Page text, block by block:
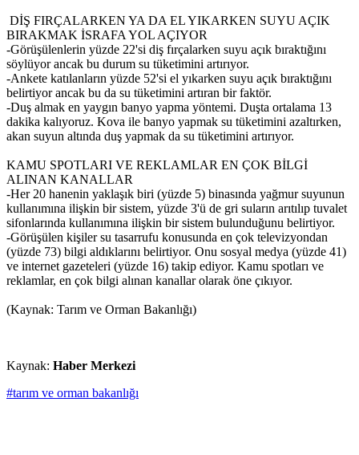
DİŞ FIRÇALARKEN YA DA EL YIKARKEN SUYU AÇIK
BIRAKMAK İSRAFA YOL AÇIYOR
-Görüşülenlerin yüzde 22'si diş fırçalarken suyu açık bıraktığını
söylüyor ancak bu durum su tüketimini artırıyor.
-Ankete katılanların yüzde 52'si el yıkarken suyu açık bıraktığını
belirtiyor ancak bu da su tüketimini artıran bir faktör.
-Duş almak en yaygın banyo yapma yöntemi. Duşta ortalama 13
dakika kalıyoruz. Kova ile banyo yapmak su tüketimini azaltırken,
akan suyun altında duş yapmak da su tüketimini artırıyor.
KAMU SPOTLARI VE REKLAMLAR EN ÇOK BİLGİ
ALINAN KANALLAR
-Her 20 hanenin yaklaşık biri (yüzde 5) binasında yağmur suyunun
kullanımına ilişkin bir sistem, yüzde 3'ü de gri suların arıtılıp tuvalet
sifonlarında kullanımına ilişkin bir sistem bulunduğunu belirtiyor.
-Görüşülen kişiler su tasarrufu konusunda en çok televizyondan
(yüzde 73) bilgi aldıklarını belirtiyor. Onu sosyal medya (yüzde 41)
ve internet gazeteleri (yüzde 16) takip ediyor. Kamu spotları ve
reklamlar, en çok bilgi alınan kanallar olarak öne çıkıyor.
(Kaynak: Tarım ve Orman Bakanlığı)
Kaynak: Haber Merkezi
#tarım ve orman bakanlığı